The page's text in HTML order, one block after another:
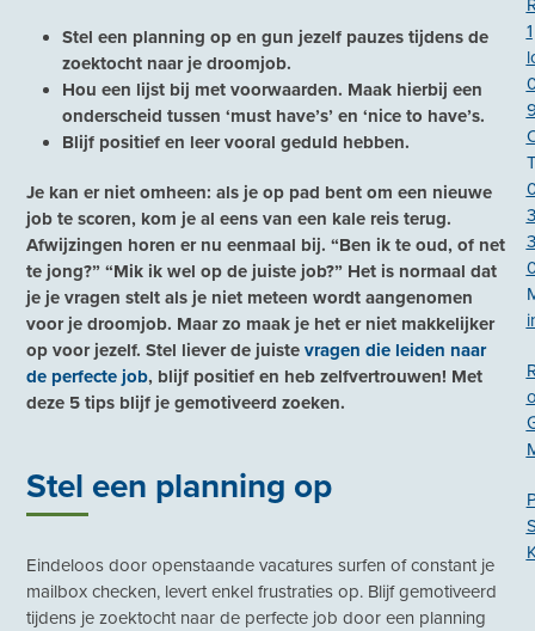
Stel een planning op en gun jezelf pauzes tijdens de
zoektocht naar je droomjob.
Hou een lijst bij met voorwaarden. Maak hierbij een
onderscheid tussen ‘must have’s’ en ‘nice to have’s.
Blijf positief en leer vooral geduld hebben.
Je kan er niet omheen: als je op pad bent om een nieuwe
job te scoren, kom je al eens van een kale reis terug.
Afwijzingen horen er nu eenmaal bij. “Ben ik te oud, of net
te jong?” “Mik ik wel op de juiste job?” Het is normaal dat
je je vragen stelt als je niet meteen wordt aangenomen
voor je droomjob. Maar zo maak je het er niet makkelijker
op voor jezelf. Stel liever de juistevragen die leiden naar
de perfecte job, blijf positief en heb zelfvertrouwen! Met
deze 5 tips blijf je gemotiveerd zoeken.
Stel een planning op
Eindeloos door openstaande vacatures surfen of constant je
mailbox checken, levert enkel frustraties op. Blijf gemotiveerd
tijdens je zoektocht naar de perfecte job door een planning
1